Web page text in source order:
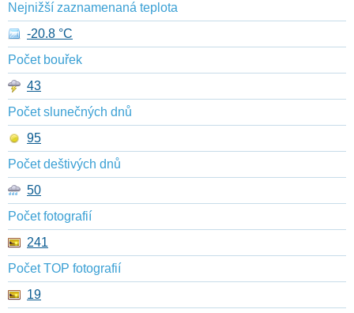
Nejnižší zaznamenaná teplota
-20.8 °C
Počet bouřek
43
Počet slunečných dnů
95
Počet deštivých dnů
50
Počet fotografií
241
Počet TOP fotografií
19